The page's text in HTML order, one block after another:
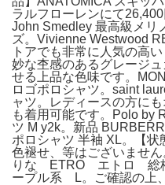
ラルフローレンにて
John Smedley 最高級メ
ズ。Vivienne Westwood
トアでも非常に人気の高
妙な杢感のあるグレージ
せる上品な色味です。
ロゴポロシャツ。saint
ャツ。レディースの方に
も着用可能です。Polo by
ツ M y2k。新品
ポロシャツ 半袖 XL。【状
色褪せ、等はございませ
りな ETRO エトロ 総
ープル系 L。ご確認の上